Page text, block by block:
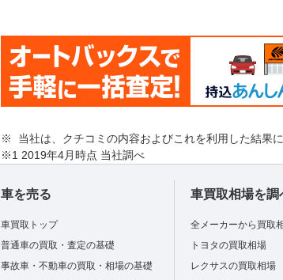
※ 当社は、クチコミの内容およびこれを利用した結果
※1 2019年4月時点 当社調べ
車を売る
車買取トップ
普通車の買取・査定の基礎
事故車・不動車の買取・相場の基礎
車買取相場を調
全メーカーから買取
トヨタの買取相場
レクサスの買取相場